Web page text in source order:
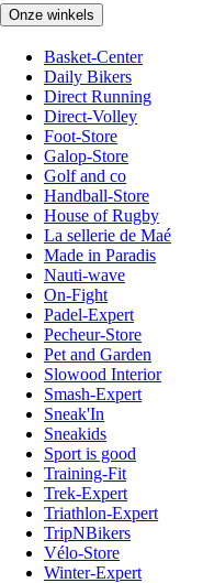
Onze winkels
Basket-Center
Daily Bikers
Direct Running
Direct-Volley
Foot-Store
Galop-Store
Golf and co
Handball-Store
House of Rugby
La sellerie de Maé
Made in Paradis
Nauti-wave
On-Fight
Padel-Expert
Pecheur-Store
Pet and Garden
Slowood Interior
Smash-Expert
Sneak'In
Sneakids
Sport is good
Training-Fit
Trek-Expert
Triathlon-Expert
TripNBikers
Vélo-Store
Winter-Expert